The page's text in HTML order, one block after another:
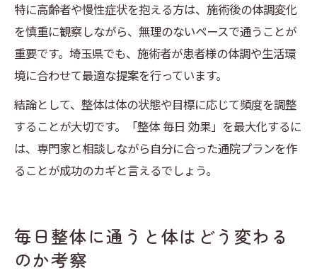
特に高齢者や慢性症状を抱える方は、施術後の体調変化
を慎重に観察しながら、無理のないペースで通うことが
重要です。埼玉県でも、施術者が患者様の体調や生活環
境に合わせて最適な提案を行っています。
結論として、整体は体の状態や目標に応じて頻度を調整
することが大切です。「整体 毎日 効果」を最大化するに
は、専門家と相談しながら自分に合った通院プランを作
ることが成功のカギと言えるでしょう。
毎日整体に通うと体はどう変わる
のか考察